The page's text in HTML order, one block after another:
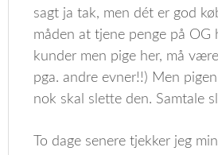
sagt ja tak, men dét er god
måden at tjene penge på OG
kunder men pige her, må
pga. andre evner!!) Men
nok skal slette den. Samtale
To dage senere tjekker jeg